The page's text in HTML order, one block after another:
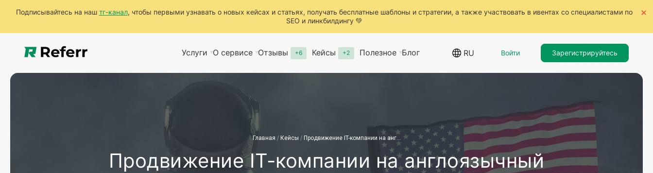
Подписывайтесь на наш тг-канал, чтобы первыми узнавать о новых кейсах и статьях, получать бесплатные шаблоны и стратегии, а также участвовать в ивентах со специалистами по
SEO и линкбилдингу 💚
Услуги О сервисе Отзывы +6 Кейсы +2 Полезное Блог RU Войти Зарегистрируйтесь
Главная / Кейсы / Продвижение IT-компании на англоязычный рынок. На 475% больше SEO-трафика🛸
Продвижение IT-компании на англоязычный